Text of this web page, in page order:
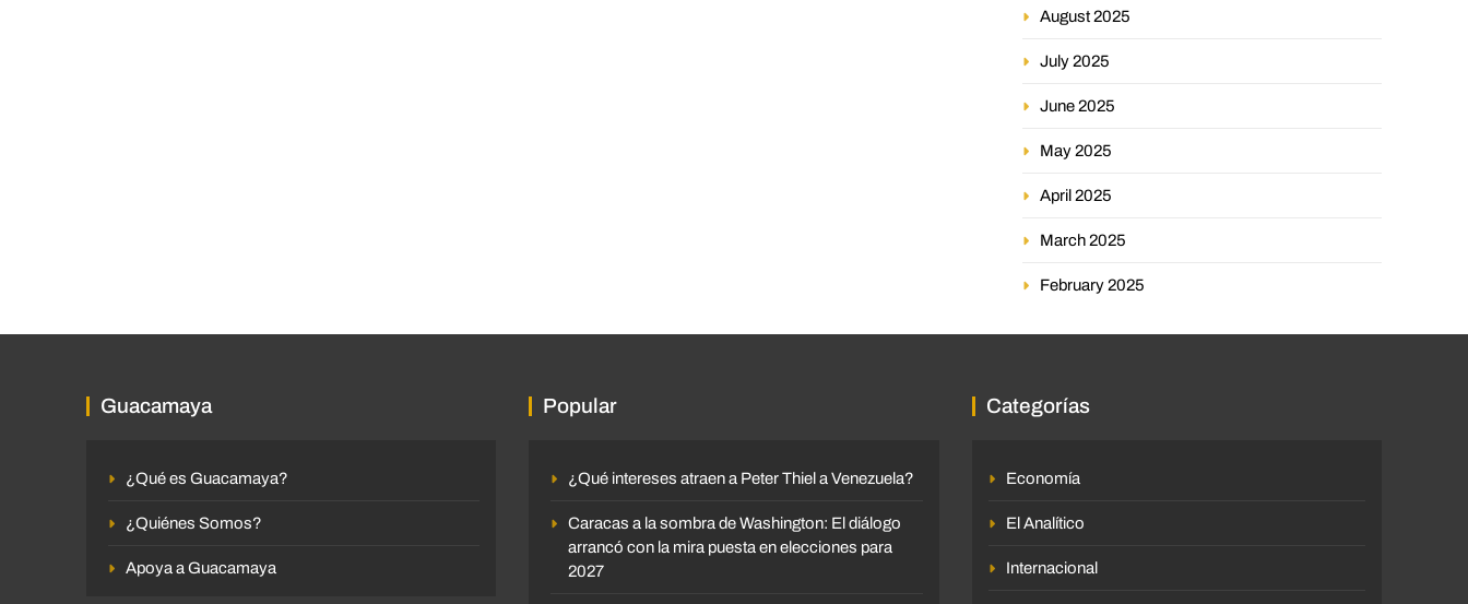
August 2025
July 2025
June 2025
May 2025
April 2025
March 2025
February 2025
Guacamaya
¿Qué es Guacamaya?
¿Quiénes Somos?
Apoya a Guacamaya
Popular
¿Qué intereses atraen a Peter Thiel a Venezuela?
Caracas a la sombra de Washington: El diálogo
arrancó con la mira puesta en elecciones para
2027
Categorías
Economía
El Analítico
Internacional